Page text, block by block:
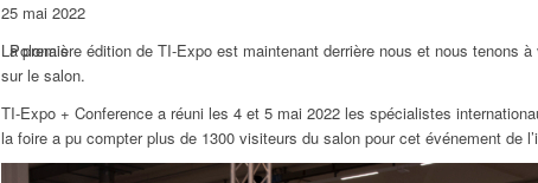
Polonais
25 mai 2022
La première édition de TI-Expo est maintenant derrière nous et nous
sur le salon.
TI-Expo + Conference a réuni les 4 et 5 mai 2022 les spécialistes
la foire a pu compter plus de 1300 visiteurs du salon pour cet événement de